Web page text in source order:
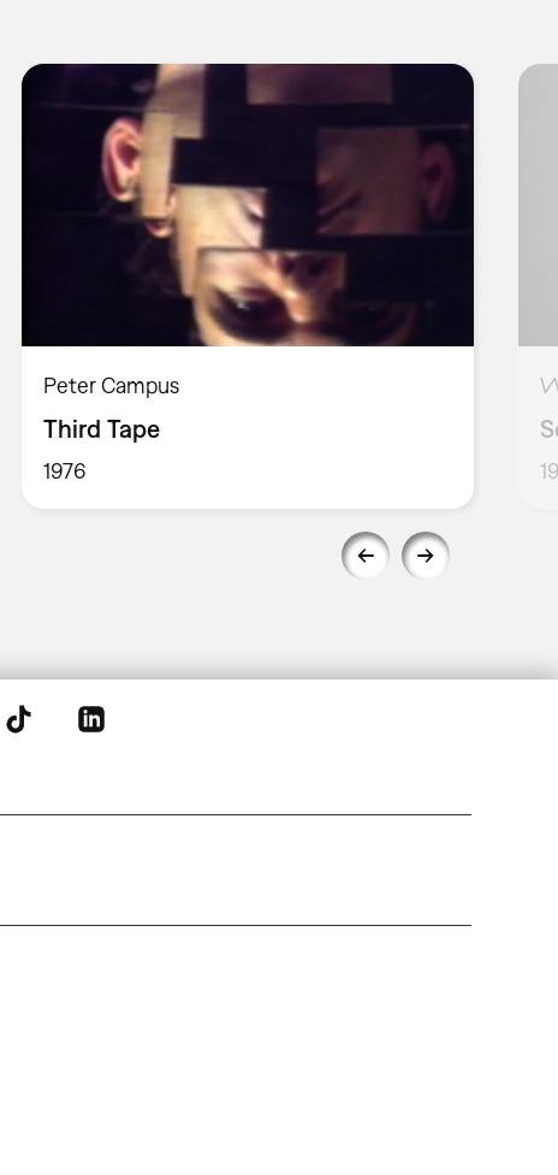
Peter Campus
Third Tape
1976